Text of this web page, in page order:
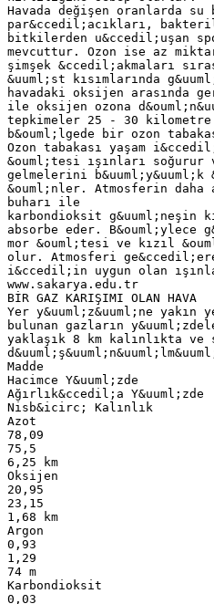
Havada değişen oranlarda su
par&ccedil;acıkları,
bitkilerden u&ccedil;uşan
mevcuttur. Ozon ise az
şimşek &ccedil;akmaları
&uuml;st kısımlarında
havadaki oksijen arasında
ile oksijen ozona
tepkimeler 25 - 30
b&ouml;lgede bir ozon
Ozon tabakası yaşam
&ouml;tesi ışınları soğurur
gelmelerini b&uuml;y&uuml;k
&ouml;nler. Atmosferin
buharı ile
karbondioksit g&uuml;neşin
absorbe eder. B&ouml;ylece
mor &ouml;tesi ve kızıl
olur. Atmosferi
i&ccedil;in uygun olan
www.sakarya.edu.tr
BİR GAZ KARIŞIMI OLAN HAVA
Yer y&uuml;z&uuml;ne yakın
bulunan gazların
yaklaşık 8 km kalınlıkta ve
Madde
Hacimce Y&uuml;zde
Ağırlık&ccedil;a Y&uuml;zde
Nisb&icirc; Kalınlık
Azot
78,09
75,5
6,25 km
Oksijen
20,95
23,15
1,68 km
Argon
0,93
1,29
74 m
Karbondioksit
0,03